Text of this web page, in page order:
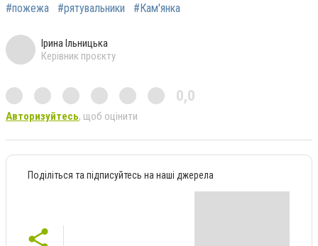
#пожежа #рятувальники #Кам'янка
Ірина Ільницька
Керівник проєкту
0,0
Авторизуйтесь, щоб оцінити
Поділіться та підписуйтесь на наші джерела